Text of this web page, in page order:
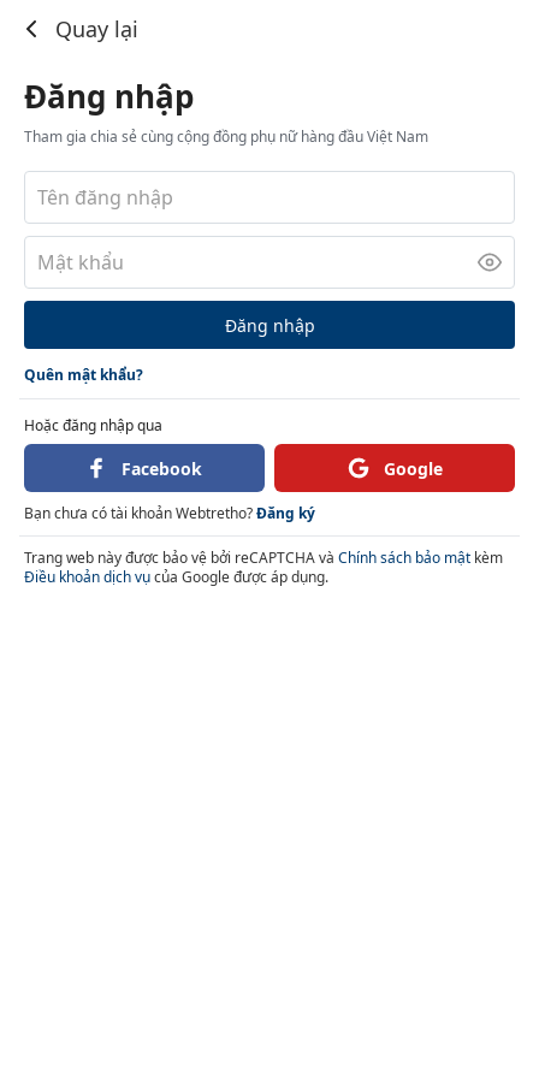
Quay lại
Đăng nhập
Tham gia chia sẻ cùng cộng đồng phụ nữ hàng đầu Việt Nam
Đăng nhập
Quên mật khẩu?
Hoặc đăng nhập qua
Facebook Google
Bạn chưa có tài khoản Webtretho?Đăng ký
Trang web này được bảo vệ bởi reCAPTCHA và Chính sách bảo mật kèm
Điều khoản dịch vụcủa Google được áp dụng.